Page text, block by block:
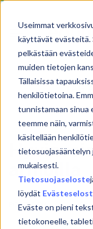
Useimmat
käyttävät evästeitä.
pelkästään
muiden tietojen
Tällaisissa
henkilötietoina.
tunnistamaan sinua
teemme näin,
käsitellään
tietosuojasääntelyn
mukaisesti.
Tietosuojaseloste
löydät
Eväste on pieni
tietokoneelle,
Skip
content
BLOGI
armoilla
POSTED ON 2.9.2021 BY